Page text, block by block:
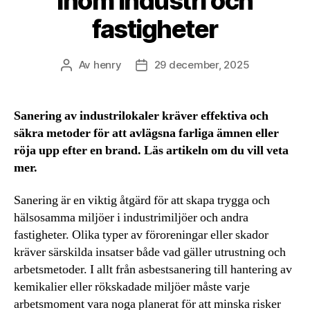
fastigheter
Inläggsförfattare
Av henry Inläggsdatum
29 december, 2025
Sanering av industrilokaler kräver effektiva och
säkra metoder för att avlägsna farliga ämnen eller
röja upp efter en brand. Läs artikeln om du vill veta
mer.
Sanering är en viktig åtgärd för att skapa trygga och
hälsosamma miljöer i industrimiljöer och andra
fastigheter. Olika typer av föroreningar eller skador
kräver särskilda insatser både vad gäller utrustning och
arbetsmetoder. I allt från asbestsanering till hantering av
kemikalier eller rökskadade miljöer måste varje
arbetsmoment vara noga planerat för att minska risker